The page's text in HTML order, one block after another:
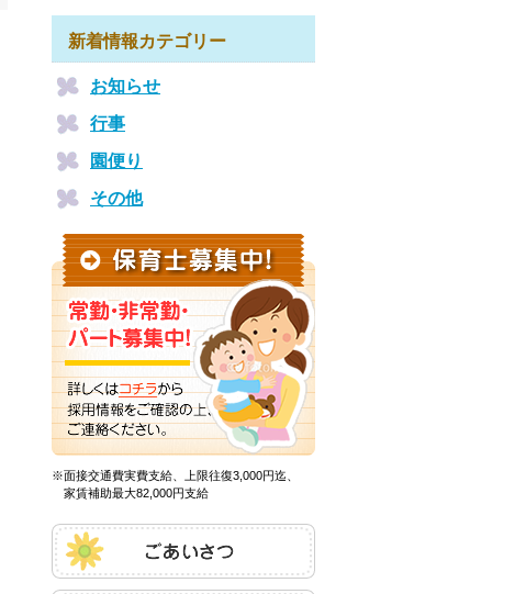
新着情報カテゴリー
お知らせ
行事
園便り
その他
※面接交通費実費支給、上限往復3,000円迄、
家賃補助最大82,000円支給